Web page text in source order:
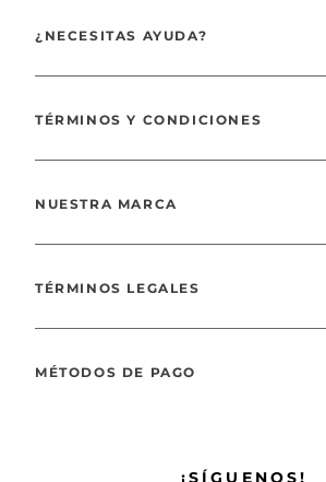
¿NECESITAS AYUDA?
TÉRMINOS Y CONDICIONES
NUESTRA MARCA
TÉRMINOS LEGALES
MÉTODOS DE PAGO
¡SÍGUENOS!